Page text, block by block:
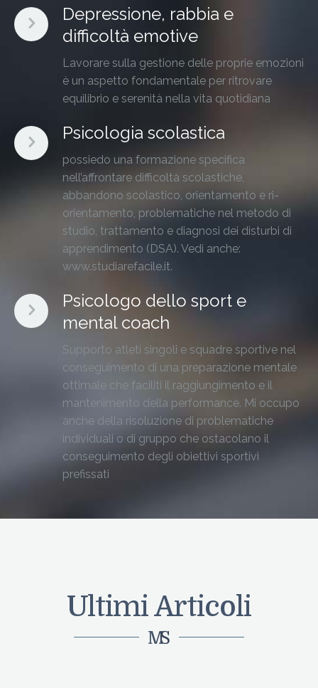
Depressione, rabbia e
difficoltà emotive
Lavorare sulla gestione delle proprie emozioni
è un aspetto fondamentale per ritrovare
equilibrio e serenità nella vita quotidiana
Psicologia scolastica
possiedo una formazione specifica
nell’affrontare difficoltà scolastiche,
abbandono scolastico, orientamento e ri-
orientamento, problematiche nel metodo di
studio, trattamento e diagnosi dei disturbi di
apprendimento (DSA). Vedi anche:
www.studiarefacile.it.
Psicologo dello sport e
mental coach
Supporto atleti singoli e squadre sportive nel
conseguimento di una preparazione mentale
ottimale che faciliti il raggiungimento e il
mantenimento della performance. Mi occupo
anche della risoluzione di problematiche
individuali o di gruppo che ostacolano il
conseguimento degli obiettivi sportivi
prefissati
Ultimi Articoli